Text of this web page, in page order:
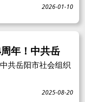
2026-01-10
年！中共岳
共岳阳市社会组织
2025-08-20